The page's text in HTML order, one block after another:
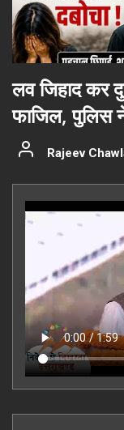
लव जिहाद कर
फाजिल, पुलिस
Rajeev